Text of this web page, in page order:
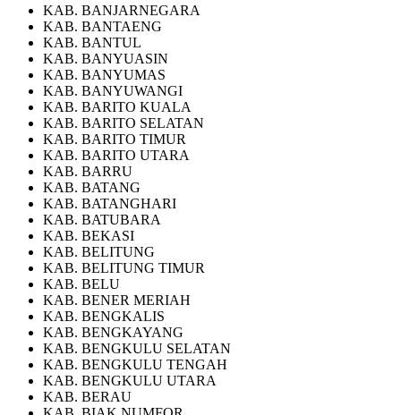
KAB. BANJARNEGARA
KAB. BANTAENG
KAB. BANTUL
KAB. BANYUASIN
KAB. BANYUMAS
KAB. BANYUWANGI
KAB. BARITO KUALA
KAB. BARITO SELATAN
KAB. BARITO TIMUR
KAB. BARITO UTARA
KAB. BARRU
KAB. BATANG
KAB. BATANGHARI
KAB. BATUBARA
KAB. BEKASI
KAB. BELITUNG
KAB. BELITUNG TIMUR
KAB. BELU
KAB. BENER MERIAH
KAB. BENGKALIS
KAB. BENGKAYANG
KAB. BENGKULU SELATAN
KAB. BENGKULU TENGAH
KAB. BENGKULU UTARA
KAB. BERAU